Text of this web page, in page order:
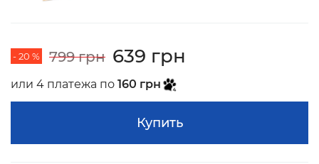
- 20 % 799 грн 639 грн
или 4 платежа по 160 грн
Купить